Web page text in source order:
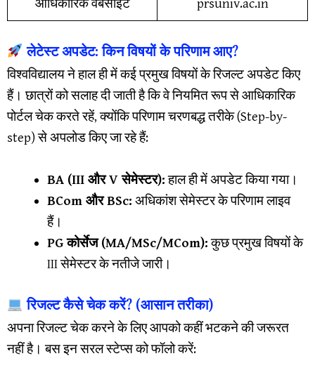
आधिकारिक वेबसाइट prsuniv.ac.in
लेटेस्ट अपडेट: किन विषयों के परिणाम आए?
​विश्वविद्यालय ने हाल ही में कई प्रमुख विषयों के रिजल्ट अपडेट किए
हैं। छात्रों को सलाह दी जाती है कि वे नियमित रूप से आधिकारिक
पोर्टल चेक करते रहें, क्योंकि परिणाम चरणबद्ध तरीके (Step-by-
step) से अपलोड किए जा रहे हैं:
BA (III और V सेमेस्टर):हाल ही में अपडेट किया गया।
BCom और BSc: अधिकांश सेमेस्टर के परिणाम लाइव
हैं।
PG कोर्सेज (MA/MSc/MCom):कुछ प्रमुख विषयों के
III सेमेस्टर के नतीजे जारी।
रिजल्ट कैसे चेक करें? (आसान तरीका)
​अपना रिजल्ट चेक करने के लिए आपको कहीं भटकने की जरूरत
नहीं है। बस इन सरल स्टेप्स को फॉलो करें: